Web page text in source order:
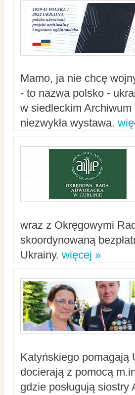
Mamo, ja nie chcę
- to nazwa polsko -
w siedleckim
niezwykła wystawa.
wraz z Okręgowymi
skoordynowaną
Ukrainy. więcej »
Katyńskiego pomagają
docierają z pomocą
gdzie posługują